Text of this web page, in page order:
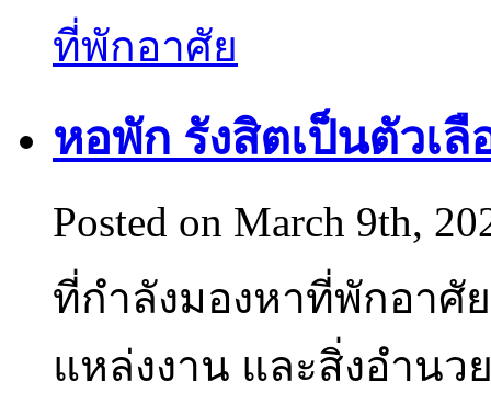
ที่พักอาศัย
หอพัก รังสิตเป็นตัวเ
Posted on March 9th,
ที่กำลังมองหาที่พักอาศั
แหล่งงาน และสิ่งอำน